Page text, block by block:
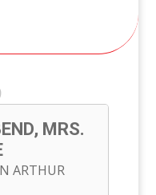
MRS.
ARTHUR